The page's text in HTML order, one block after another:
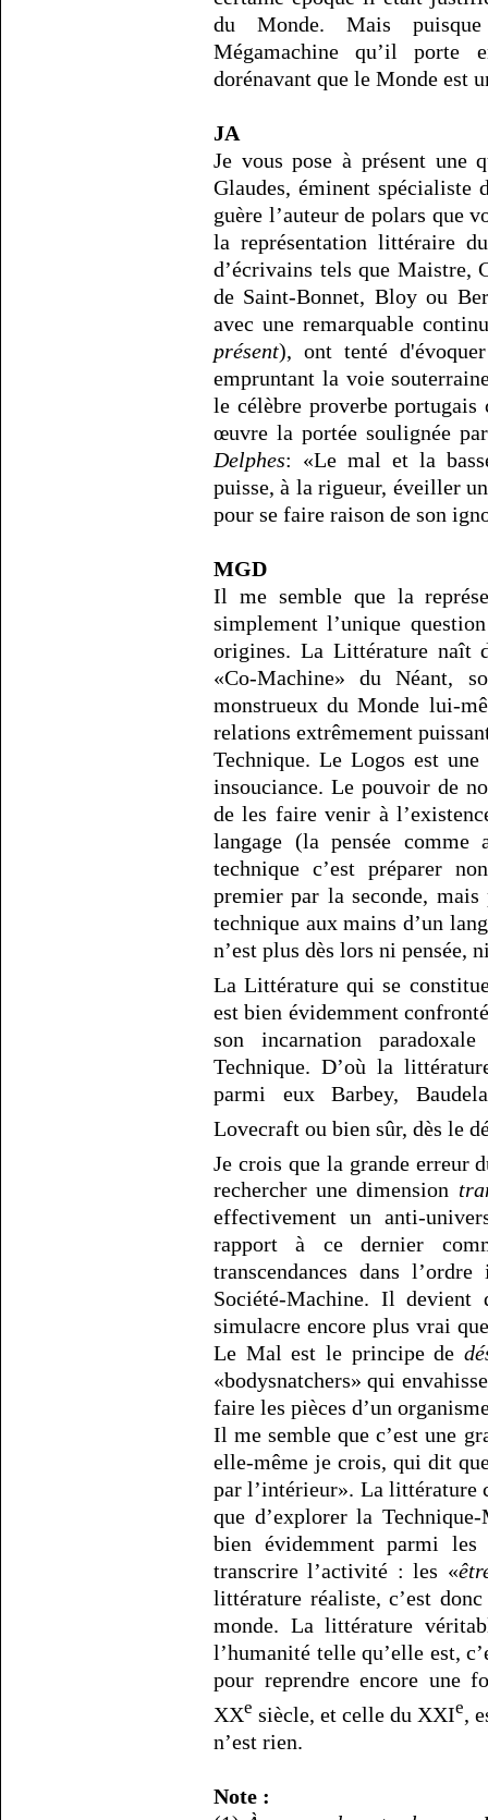
du Monde. Mais
Mégamachine qu’il
dorénavant que le Monde est
JA
Je vous pose à présent une
Glaudes, éminent spécialiste
guère l’auteur de polars que
la représentation littéraire
d’écrivains tels que Maistre,
de Saint-Bonnet, Bloy ou
avec une remarquable
présent), ont tenté
empruntant la voie
le célèbre proverbe
œuvre la portée soulignée
Delphes: «Le mal et la
puisse, à la rigueur, éveiller
pour se faire raison de son
MGD
Il me semble que la
simplement l’unique
origines. La Littérature naît
«Co-Machine» du Néant,
monstrueux du Monde lui-
relations extrêmement
Technique. Le Logos est
insouciance. Le pouvoir de
de les faire venir à
langage (la pensée comme
technique c’est préparer
premier par la seconde, mais
technique aux mains d’un
n’est plus dès lors ni pensée,
La Littérature qui se
est bien évidemment
son incarnation
Technique. D’où la
parmi eux Barbey,
Lovecraft ou bien sûr, dès le
Je crois que la grande erreur
rechercher une dimension
effectivement un anti-
rapport à ce dernier
transcendances dans
Société-Machine. Il
simulacre encore plus vrai
Le Mal est le principe de
«bodysnatchers» qui
faire les pièces d’un
Il me semble que c’est une
elle-même je crois, qui dit
par l’intérieur». La littérature
que d’explorer la
bien évidemment parmi
transcrire l’activité : les «
littérature réaliste, c’est
monde. La littérature
l’humanité telle qu’elle est,
pour reprendre encore une
XXe siècle, et celle du XXIe,
n’est rien.
Note :